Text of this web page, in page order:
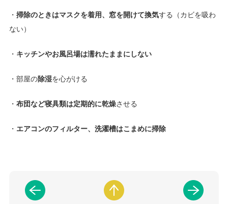
・ 掃除のときはマスクを着用、窓を開けて換気する（カビを吸わ
ない）
・ キッチンやお風呂場は濡れたままにしない
・部屋の除湿を心がける
・ 布団など寝具類は定期的に乾燥させる
・ エアコンのフィルター、洗濯槽はこまめに掃除